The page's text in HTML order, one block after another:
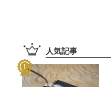
人気記事